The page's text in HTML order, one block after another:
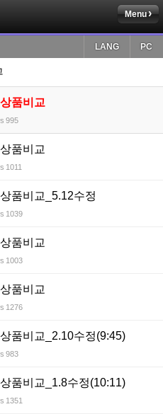
Menu
PC
LANG
품비교
995
품비교
1011
품비교_5.12수정
1039
품비교
1003
품비교
1276
품비교_2.10수정(9:45)
983
품비교_1.8수정(10:11)
1351
치북5
치북5